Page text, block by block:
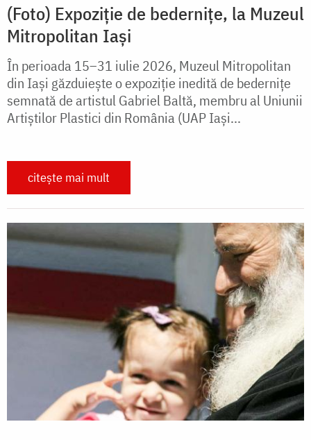
(Foto) Expoziție de bedernițe, la Muzeul
Mitropolitan Iași
În perioada 15–31 iulie 2026, Muzeul Mitropolitan
din Iași găzduiește o expoziție inedită de bedernițe
semnată de artistul Gabriel Baltă, membru al Uniunii
Artiștilor Plastici din România (UAP Iași...
citește mai mult